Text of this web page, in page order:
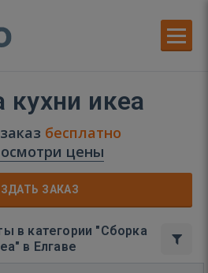
кухни икеа
бесплатно
цены
ЗАКАЗ
в категории "Сборка
в Елгаве